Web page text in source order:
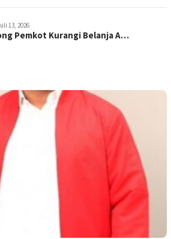
13, 2026
Pemkot Kurangi Belanja A…